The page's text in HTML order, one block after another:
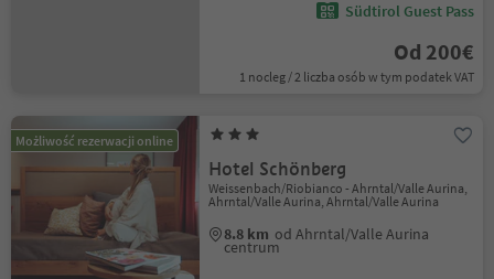
Südtirol Guest Pass
Od 200€
1 nocleg / 2 liczba osób w tym podatek VAT
Możliwość rezerwacji online
Hotel Schönberg
Weissenbach/Riobianco - Ahrntal/Valle Aurina,
Ahrntal/Valle Aurina, Ahrntal/Valle Aurina
8.8 km od Ahrntal/Valle Aurina
centrum